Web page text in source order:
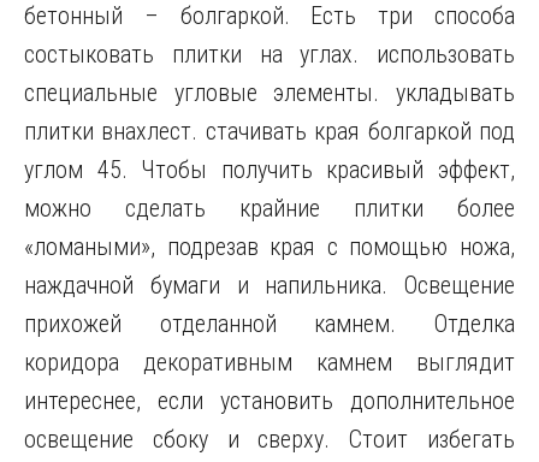
бетонный – болгаркой. Есть три способа
состыковать плитки на углах. использовать
специальные угловые элементы. укладывать
плитки внахлест. стачивать края болгаркой под
углом 45. Чтобы получить красивый эффект,
можно сделать крайние плитки более
«ломаными», подрезав края с помощью ножа,
наждачной бумаги и напильника. Освещение
прихожей отделанной камнем. Отделка
коридора декоративным камнем выглядит
интереснее, если установить дополнительное
освещение сбоку и сверху. Стоит избегать